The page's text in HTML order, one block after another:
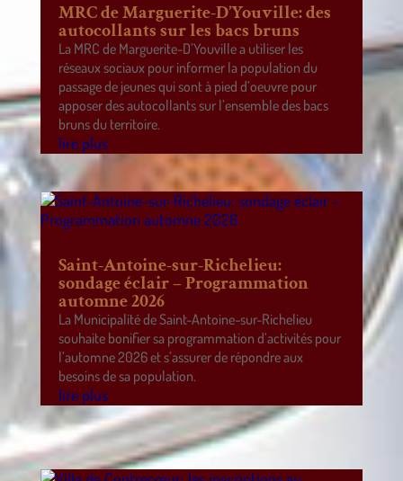
MRC de Marguerite-D’Youville: des
autocollants sur les bacs bruns
La MRC de Marguerite-D’Youville a utiliser les
réseaux sociaux pour informer la population du
passage de jeunes qui sont à pied d’oeuvre pour
apposer des autocollants sur l’ensemble des bacs
bruns du territoire.
lire plus
Saint-Antoine-sur-Richelieu:
sondage éclair – Programmation
automne 2026
La Municipalité de Saint-Antoine-sur-Richelieu
souhaite bonifier sa programmation d’activités pour
l’automne 2026 et s’assurer de répondre aux
besoins de sa population.
lire plus